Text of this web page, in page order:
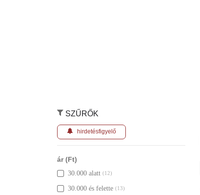
SZŰRŐK
hirdetésfigyelő
ár (Ft)
30.000 alatt (12)
30.000 és felette (13)